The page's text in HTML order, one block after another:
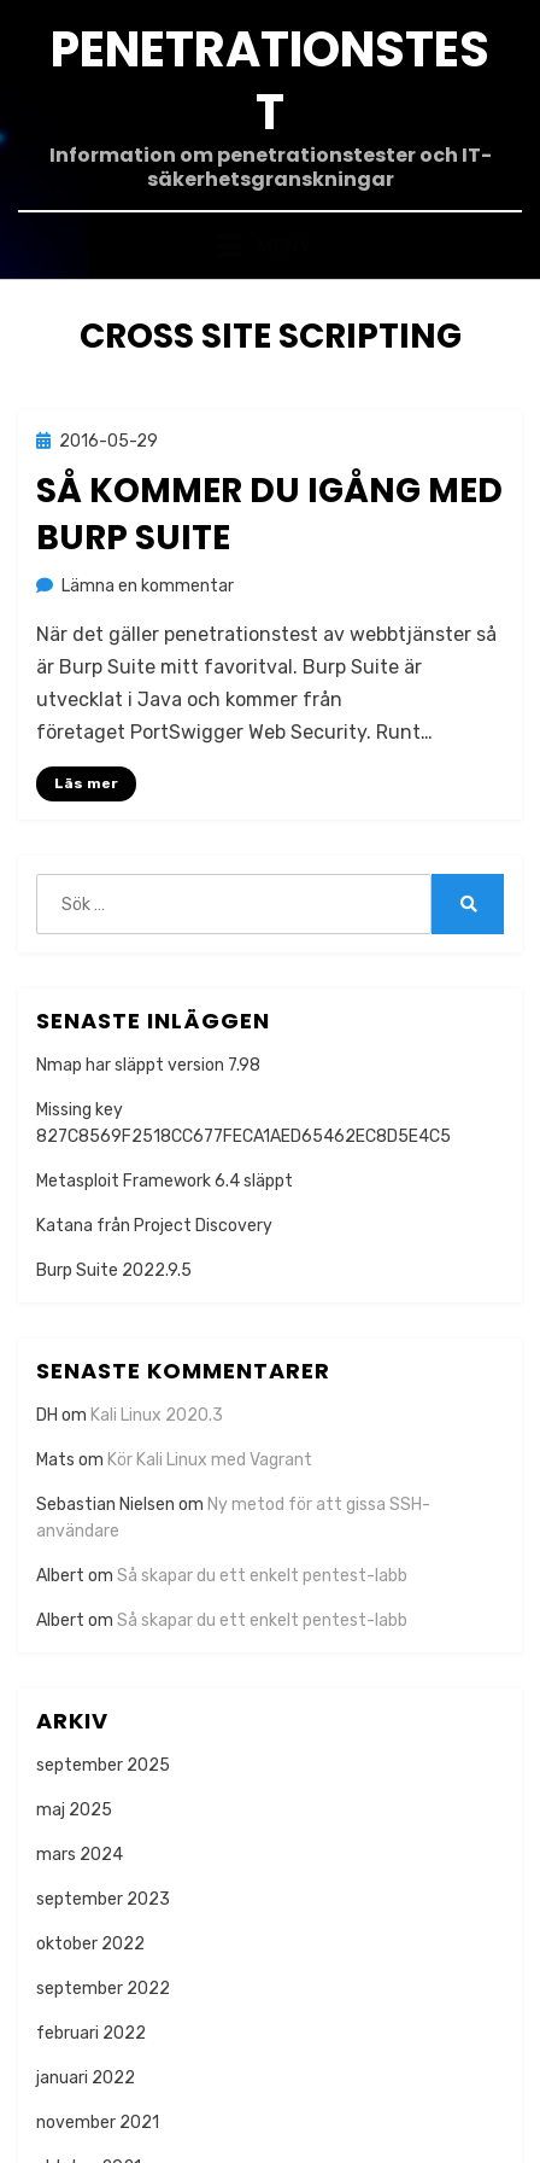
innehållPENETRATIONSTES
T
Information om penetrationstester och IT-
säkerhetsgranskningar
ETIKETT
:
CROSS SITE SCRIPTING
Publicerad
2016-05-29
SÅ KOMMER DU IGÅNG MED
BURP SUITE
avJonas Lejon
Lämna en kommentarpå
kommer
du
igång
Burp
När det gäller penetrationstest av webbtjänster så
är Burp Suite mitt favoritval. Burp Suite är
utvecklat i Java och kommer från
företaget PortSwigger Web Security. Runt…
Läs mer
efter:
SENASTE INLÄGGEN
Nmap har släppt version 7.98
Missing key
827C8569F2518CC677FECA1AED65462EC8D5E4C5
Metasploit Framework 6.4 släppt
Katana från Project Discovery
Burp Suite 2022.9.5
SENASTE KOMMENTARER
DH om Kali Linux 2020.3
Mats om Kör Kali Linux med Vagrant
Sebastian Nielsen om Ny metod för att gissa SSH-
användare
Albert om Så skapar du ett enkelt pentest-labb
Albert om Så skapar du ett enkelt pentest-labb
ARKIV
september 2025
maj 2025
mars 2024
september 2023
oktober 2022
september 2022
februari 2022
januari 2022
november 2021